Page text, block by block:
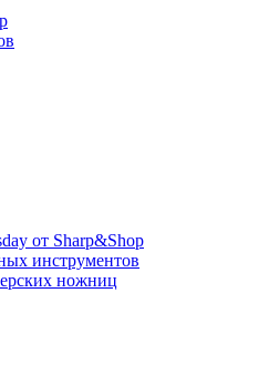
от Sharp&Shop
инструментов
ножниц